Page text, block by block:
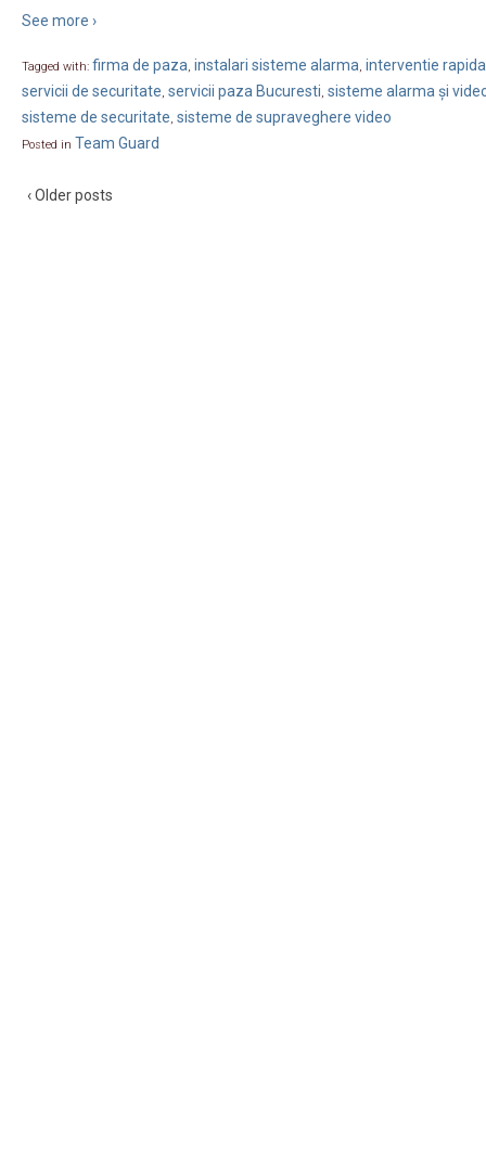
See more ›
Tagged with: firma de paza, instalari sisteme alarma, interventie rapida
servicii de securitate, servicii paza Bucuresti, sisteme alarma și
sisteme de securitate, sisteme de supraveghere video
Posted in Team Guard
‹ Older posts